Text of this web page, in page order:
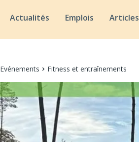
Actualités Emplois Articles
Evénements Fitness et entraînements